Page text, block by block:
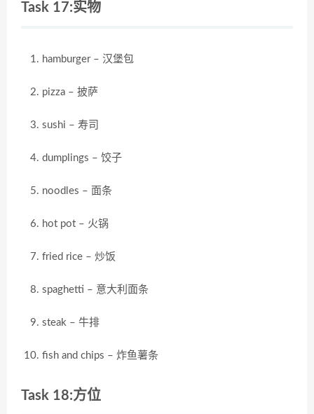
Task 17:实物
hamburger – 汉堡包
pizza – 披萨
sushi – 寿司
dumplings – 饺子
noodles – 面条
hot pot – 火锅
fried rice – 炒饭
spaghetti – 意大利面条
steak – 牛排
fish and chips – 炸鱼薯条
Task 18:方位